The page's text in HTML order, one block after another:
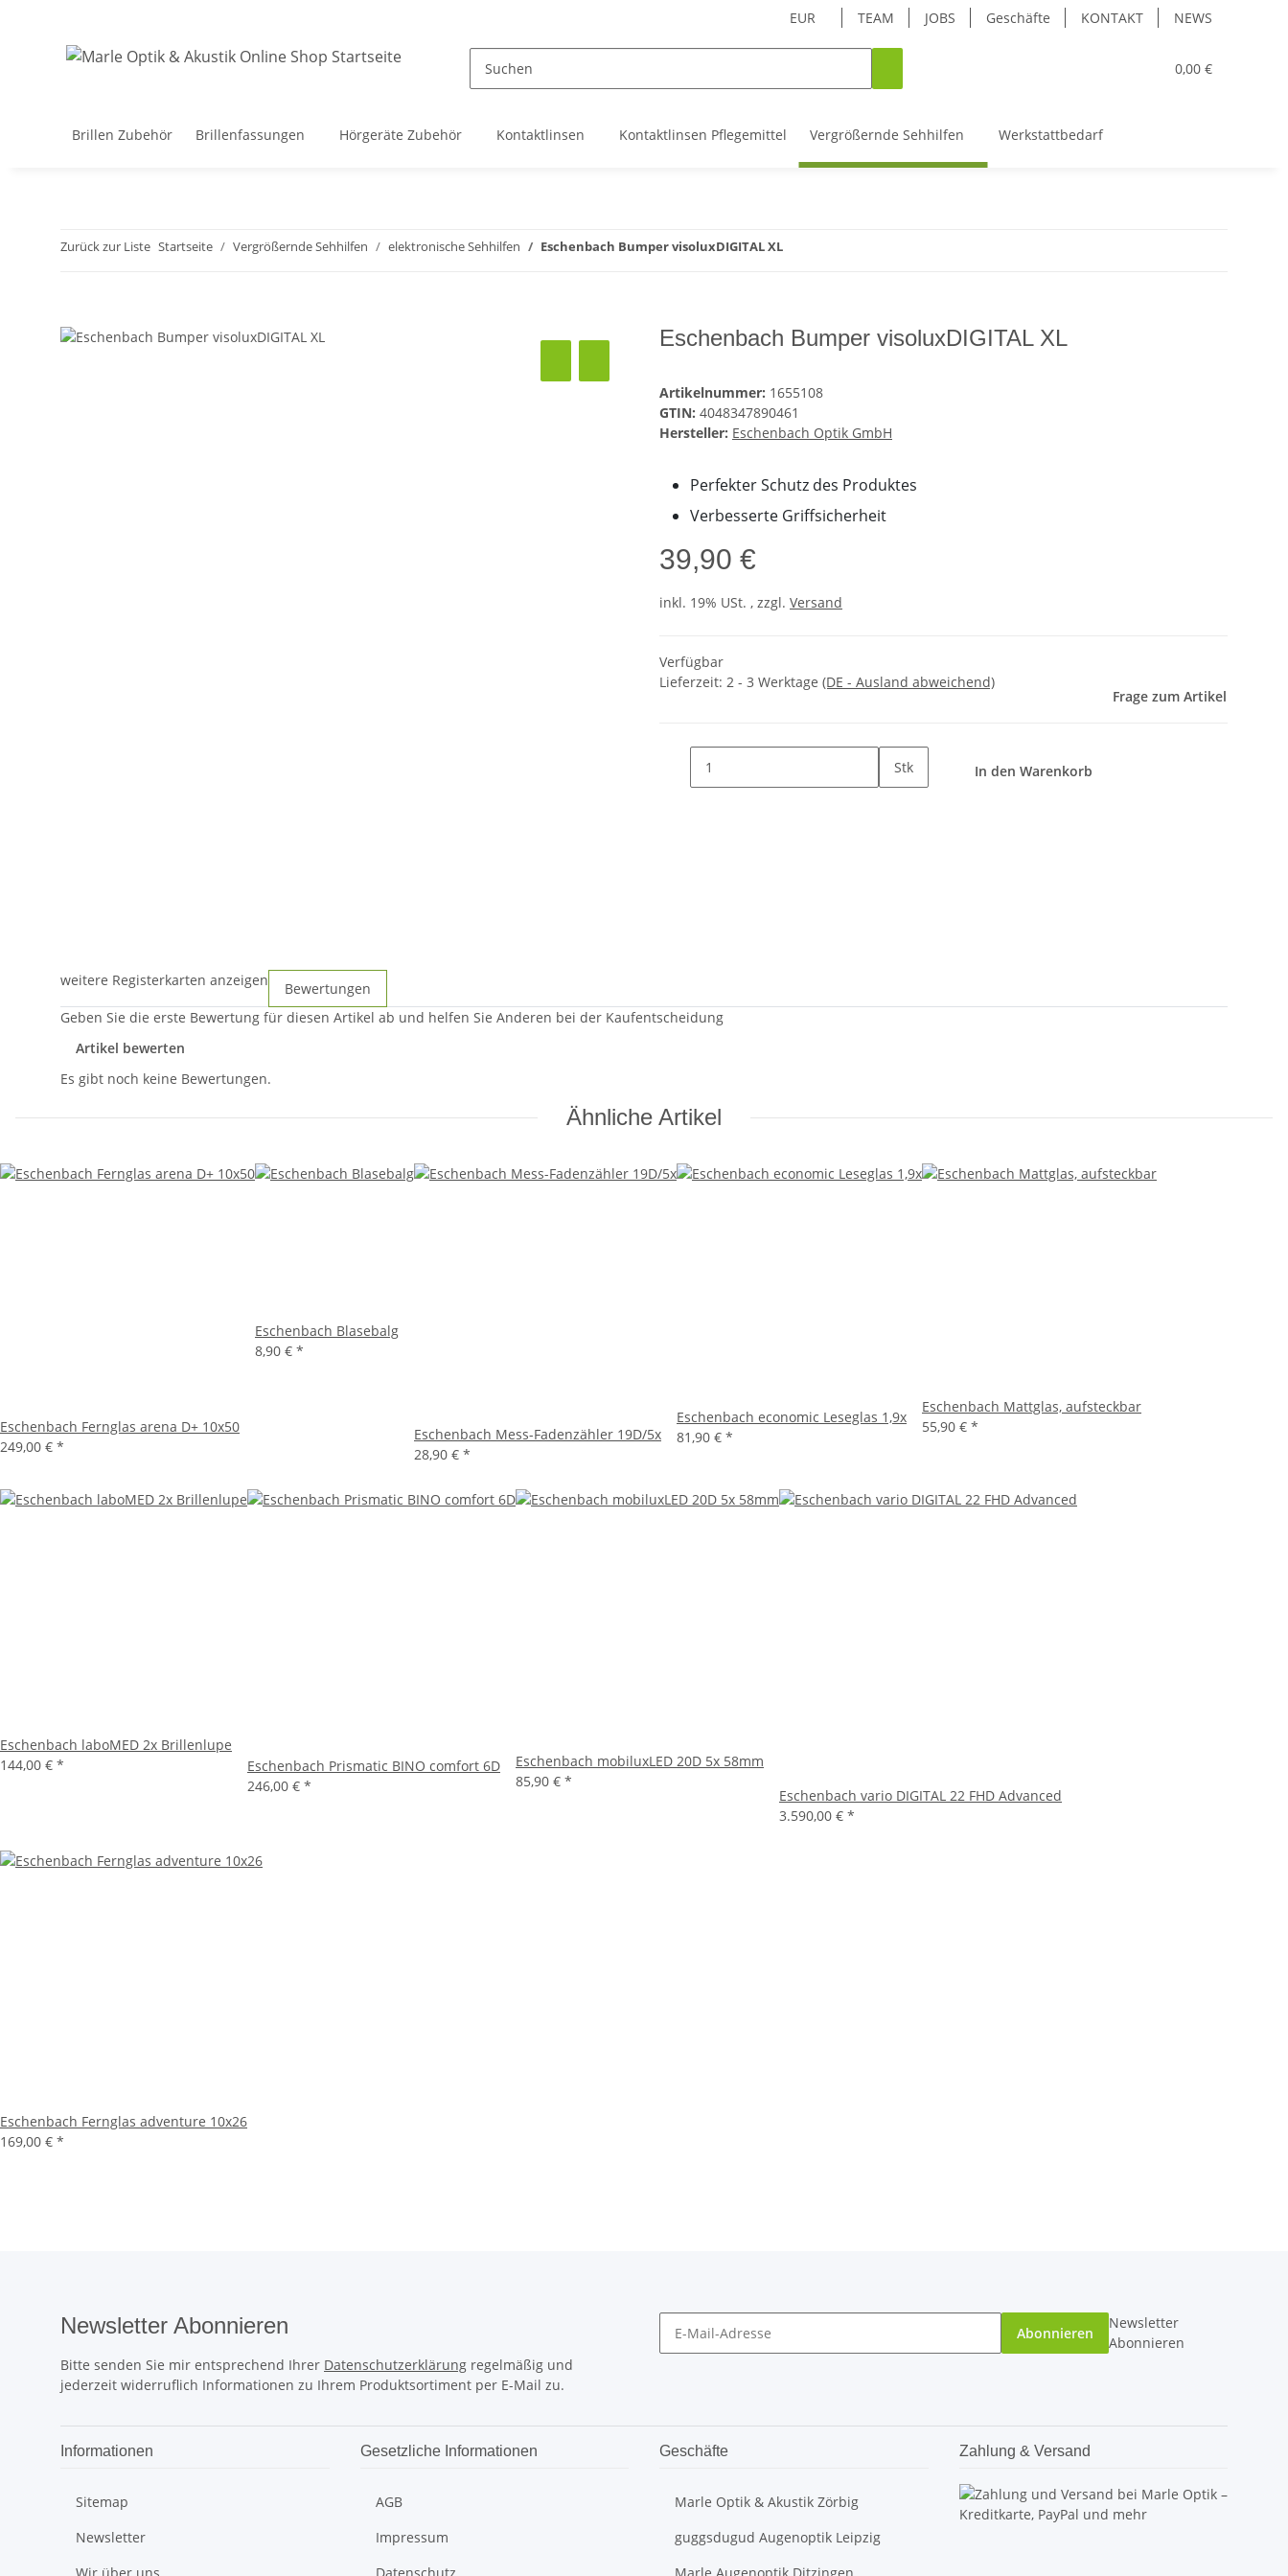
EUR TEAM JOBS Geschäfte KONTAKT NEWS
0,00 €
Brillen Zubehör Brillenfassungen Hörgeräte Zubehör Kontaktlinsen Kontaktlinsen Pflegemittel Vergrößernde Sehhilfen Werkstattbedarf
Zurück zur Liste Startseite Vergrößernde Sehhilfen elektronische Sehhilfen Eschenbach Bumper visoluxDIGITAL XL
Eschenbach Bumper visoluxDIGITAL XL
Artikelnummer: 1655108
GTIN: 4048347890461
Hersteller: Eschenbach Optik GmbH
Perfekter Schutz des Produktes
Verbesserte Griffsicherheit
39,90 €
inkl. 19% USt. , zzgl. Versand
Verfügbar
Lieferzeit: 2 - 3 Werktage (DE - Ausland abweichend)
Frage zum Artikel
Stk In den Warenkorb
weitere Registerkarten anzeigen
Bewertungen
Geben Sie die erste Bewertung für diesen Artikel ab und helfen Sie Anderen bei der Kaufentscheidung
Artikel bewerten
Es gibt noch keine Bewertungen.
Ähnliche Artikel
Eschenbach Fernglas arena D+ 10x50
249,00 € *
Eschenbach Blasebalg
8,90 € *
Eschenbach Mess-Fadenzähler 19D/5x
28,90 € *
Eschenbach economic Leseglas 1,9x
81,90 € *
Eschenbach Mattglas, aufsteckbar
55,90 € *
Eschenbach laboMED 2x Brillenlupe
144,00 € *
Eschenbach Prismatic BINO comfort 6D
246,00 € *
Eschenbach mobiluxLED 20D 5x 58mm
85,90 € *
Eschenbach vario DIGITAL 22 FHD Advanced
3.590,00 € *
Eschenbach Fernglas adventure 10x26
169,00 € *
Newsletter Abonnieren
Bitte senden Sie mir entsprechend Ihrer Datenschutzerklärung regelmäßig und
jederzeit widerruflich Informationen zu Ihrem Produktsortiment per E-Mail zu.
Abonnieren
Newsletter
Abonnieren
Informationen
Sitemap
Newsletter
Gesetzliche Informationen
AGB
Impressum
Geschäfte
Marle Optik & Akustik Zörbig
guggsdugud Augenoptik Leipzig
Zahlung & Versand